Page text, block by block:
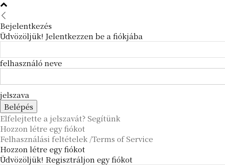
Bejelentkezés
Üdvözöljük! Jelentkezzen be a fiókjába
felhasználó neve
jelszava
Elfelejtette a jelszavát? Segítünk
Hozzon létre egy fiókot
Felhasználási feltételek /Terms of Service
Hozzon létre egy fiókot
Üdvözöljük! Regisztráljon egy fiókot